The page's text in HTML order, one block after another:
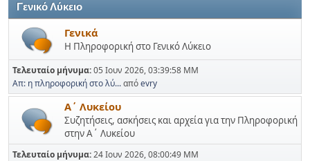
Γενικό Λύκειο
Γενικά
Η Πληροφορική στο Γενικό Λύκειο
Τελευταίο μήνυμα:05 Ιουν 2026, 03:39:58 ΜΜ
Απ: η πληροφορική στο λύ...απόevry
Α΄ Λυκείου
Συζητήσεις, ασκήσεις και αρχεία για την Πληροφορική
στην Α΄ Λυκείου
Τελευταίο μήνυμα:24 Ιουν 2026, 08:00:49 ΜΜ